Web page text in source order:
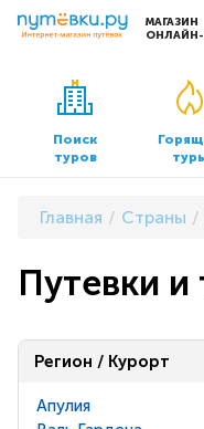
МАГАЗИН
ОНЛАЙН-
Сервисы
Бронирование отелей
Трансфер
Офисы продаж
Поиск
туров
Главная Страны
Путевки
Регион / Курорт
Апулия